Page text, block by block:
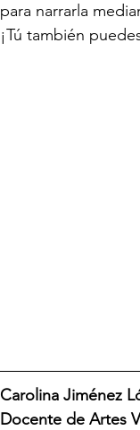
para narrarla
¡Tú también
Carolina Jiménez
Docente de Artes